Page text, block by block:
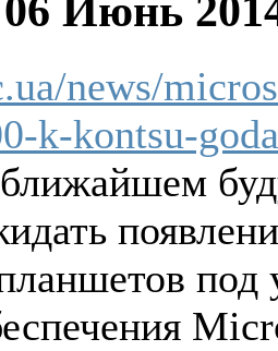
06 Июнь
news/
k-kontsu-goda
под